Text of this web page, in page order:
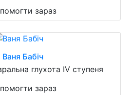
зараз
Ваня Бабіч
глухота IV ступеня
зараз